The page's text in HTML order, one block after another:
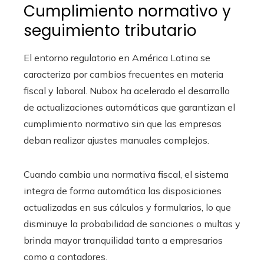
Cumplimiento normativo y
seguimiento tributario
El entorno regulatorio en América Latina se
caracteriza por cambios frecuentes en materia
fiscal y laboral. Nubox ha acelerado el desarrollo
de actualizaciones automáticas que garantizan el
cumplimiento normativo sin que las empresas
deban realizar ajustes manuales complejos.
Cuando cambia una normativa fiscal, el sistema
integra de forma automática las disposiciones
actualizadas en sus cálculos y formularios, lo que
disminuye la probabilidad de sanciones o multas y
brinda mayor tranquilidad tanto a empresarios
como a contadores.